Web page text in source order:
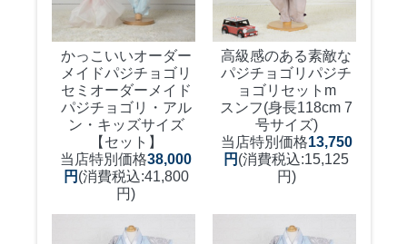
かっこいいオーダー
メイドパジチョゴリ
セミオーダーメイド
パジチョゴリ・アル
ン・キッズサイズ
【セット】
当店特別価格38,000
円 (消費税込:41,800
円)
高級感のある素敵な
パジチョゴリパジチ
ョゴリセットm
スンフ(身長118cm 7
号サイズ)
当店特別価格13,750
円 (消費税込:15,125
円)